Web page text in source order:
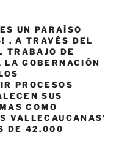
UN PARAÍSO
. A TRAVÉS DEL
TRABAJO DE
GOBERNACIÓN
PROCESOS
SUS
COMO
VALLECAUCANAS’
DE 42.000